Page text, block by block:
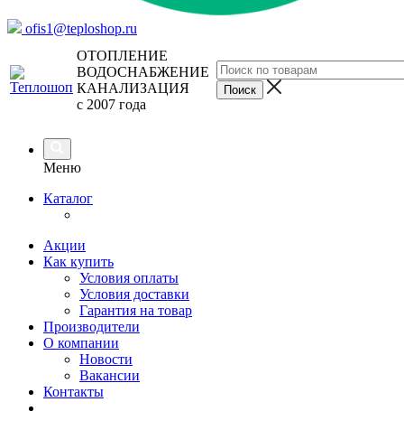
ofis1@teploshop.ru
ОТОПЛЕНИЕ
ВОДОСНАБЖЕНИЕ
КАНАЛИЗАЦИЯ
с 2007 года
Меню
Каталог
Акции
Как купить
Условия оплаты
Условия доставки
Гарантия на товар
Производители
О компании
Новости
Вакансии
Контакты